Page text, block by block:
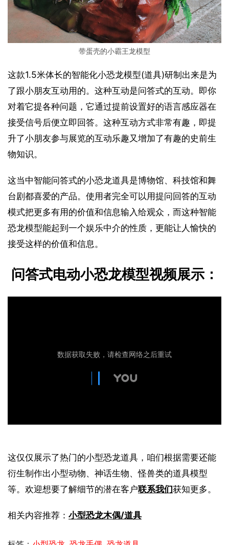
带蛋壳的小霸王龙模型
这款1.5米体长的智能化小恐龙模型(道具)研制出来是为
了跟小朋友互动用的。这种互动是问答式的互动。即你
对着它提各种问题，它通过提前设置好的语言感应器在
接受信号后便立即回答。这种互动方式非常有趣，即提
升了小朋友参与展览的互动乐趣又增加了有趣的史前生
物知识。
这当中智能问答式的小恐龙道具是博物馆、科技馆和舞
台剧都喜爱的产品。使用者完全可以用提问回答的互动
模式把更多有用的价值和信息输入给观众，而这种智能
恐龙模型能起到一个娱乐中介的性质，更能让人愉快的
接受这样的价值和信息。
问答式电动小恐龙模型视频展示：
这仅仅展示了热门的小型恐龙道具，咱们根据需要还能
衍生制作出小型动物、神话生物、怪兽类的道具模型
等。欢迎想要了解细节的潜在客户联系我们获知更多。
相关内容推荐： 小型恐龙木偶/道具